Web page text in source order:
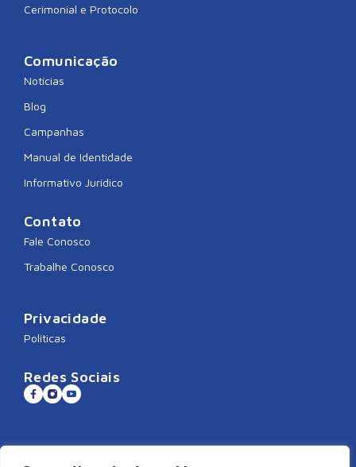
Cerimonial e Protocolo
Comunicação
Notícias
Blog
Campanhas
Manual de Identidade
Informativo Jurídico
Contato
Fale Conosco
Trabalhe Conosco
Privacidade
Políticas
Redes Sociais
Sistema CNDL